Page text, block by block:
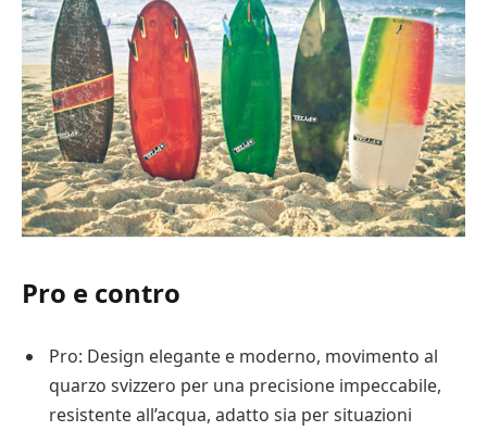
Pro e contro
Pro: Design elegante e moderno, movimento al
quarzo svizzero per una precisione impeccabile,
resistente all’acqua, adatto sia per situazioni